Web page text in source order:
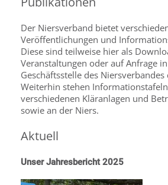
Der Niersverband bietet
Veröffentlichungen und
Diese sind teilweise hier als
Veranstaltungen oder auf Anfrage
Geschäftsstelle des
Weiterhin stehen
verschiedenen Kläranlagen und
sowie an der Niers.
Aktuell
Unser Jahresbericht 2025